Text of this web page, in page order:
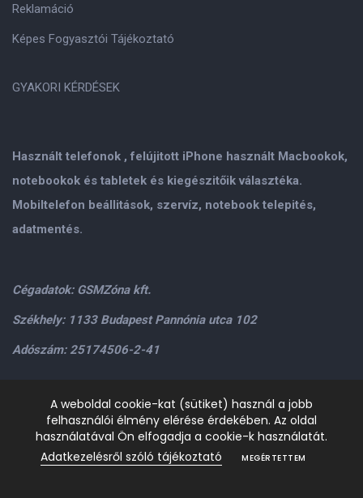
Használt telefonok , felújitott iPhone használt Macbookok,
notebookok és tabletek és kiegészitőik választéka.
Mobiltelefon beállitások, szervíz, notebook telepités,
adatmentés.
Cégadatok: GSMZóna kft.
Székhely: 1133 Budapest Pannónia utca 102
Adószám: 25174506-2-41
Személyes átvétel: GSMZóna kft. 1134.Bp. Váci út 9-15
H-P: 9.00-17.00,Szo: 9.00-13.00+36205534995+36209906363
gsmzonakft@gmail.com
Reklamáció
Képes Fogyasztói Tájékoztató
GYAKORI KÉRDÉSEK
A weboldal cookie-kat (sütiket) használ a jobb
felhasználói élmény elérése érdekében. Az oldal
használatával Ön elfogadja a cookie-k használatát.
Adatkezelésről szóló tájékoztató
MEGÉRTETTEM